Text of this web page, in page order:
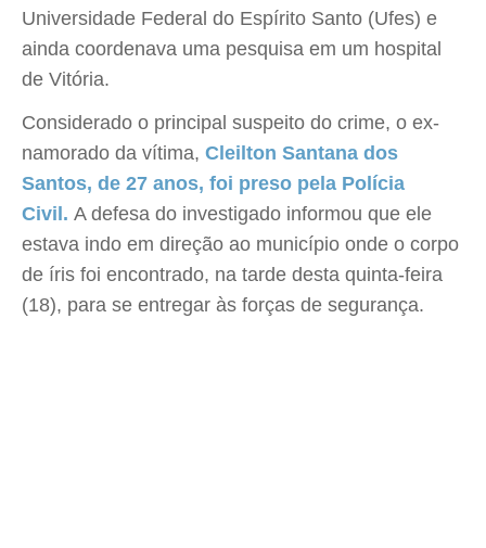
Universidade Federal do Espírito Santo (Ufes) e
ainda coordenava uma pesquisa em um hospital
de Vitória.
Considerado o principal suspeito do crime, o ex-
namorado da vítima, Cleilton Santana dos
Santos, de 27 anos, foi preso pela Polícia
Civil. A defesa do investigado informou que ele
estava indo em direção ao município onde o corpo
de íris foi encontrado, na tarde desta quinta-feira
(18), para se entregar às forças de segurança.